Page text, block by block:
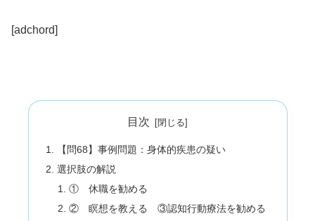
[adchord]
目次
【問68】事例問題：身体的疾患の疑い
選択肢の解説
① 休職を勧める
② 瞑想を教える ③認知行動療法を勧める